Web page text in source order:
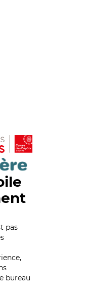
pas
bureau